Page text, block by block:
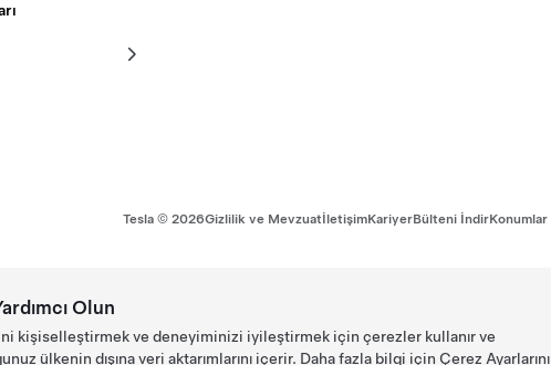
Tesla © 2026Gizlilik ve MevzuatİletişimKariyerBülteni İndirKonumlar
Olun
kişiselleştirmek ve deneyiminizi iyileştirmek için çerezler kullanır ve
ülkenin dışına veri aktarımlarını içerir. Daha fazla bilgi için Çerez Ayarlarını